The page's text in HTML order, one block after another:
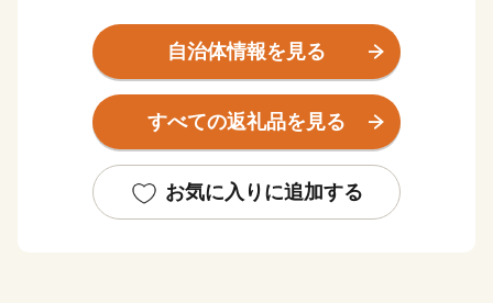
をはじめとする豊かな自然と多くの文化財に恵まれてお
り、それは市の誇る宝です。
一方、「住みよさランキング2009年版」（東洋経済新
報社）で全国総合１位になってから毎年上位に入るな
県都岐阜市に隣接し、名古屋市にも比較的近いところか
ら、製造業などの企業立地に加え、都市近郊型の農業が
自治体情報を見る
すべての返礼品を見る
お気に入りに追加する